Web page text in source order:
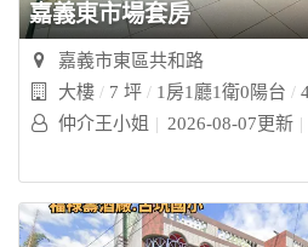
嘉義東市場套房
嘉義市東區共和路
大樓
7 坪 1房1廳1衛0陽台
仲介王小姐
2026-08-07更新